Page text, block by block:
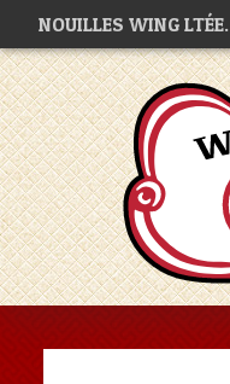
NOUILLES WING LTÉE.